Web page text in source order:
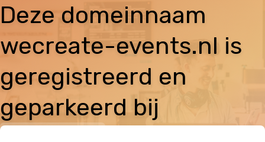
Deze domeinnaam
wecreate-events.nl is
geregistreerd en
geparkeerd bij